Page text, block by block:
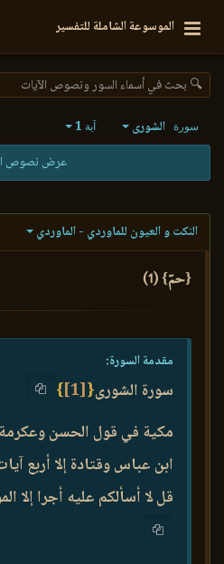
الموسوعة الشاملة للتفسير
🔍 بحث في أسماء السور ونصوص الآيات
سورة الشورى آية 1
عرض نصوص
النكت و العيون للماوردي - الماوردي
{حمٓ} (1)
مقدمة السورة:
سورة الشورى{
[1]
}
مكية في قول الحسن
ابن عباس وقتادة إلا أربع
قل لا أسألكم عليه أجرا إلا